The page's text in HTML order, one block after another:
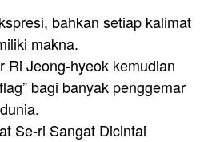
bahkan setiap kalimat
makna.
Ri Jeong-hyeok kemudian
bagi banyak penggemar
Se-ri Sangat Dicintai